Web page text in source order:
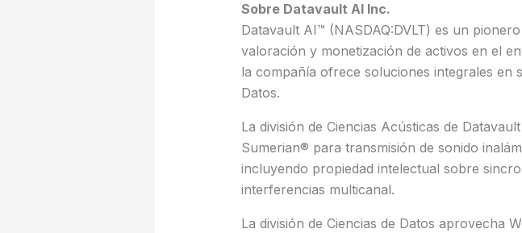
Sobre Datavault AI Inc.
Datavault AI™ (NASDAQ:DVLT) es un
valoración y monetización de activos en el
la compañía ofrece soluciones integrales en
Datos.
La división de Ciencias Acústicas de
Sumerian® para transmisión de sonido
incluyendo propiedad intelectual sobre
interferencias multicanal.
La división de Ciencias de Datos aprovecha